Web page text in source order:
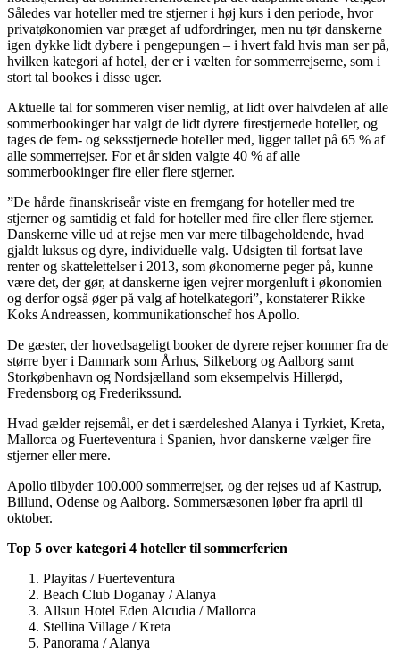
Således var hoteller med tre stjerner i høj kurs i den periode, hvor
privatøkonomien var præget af udfordringer, men nu tør danskerne
igen dykke lidt dybere i pengepungen – i hvert fald hvis man ser på,
hvilken kategori af hotel, der er i vælten for sommerrejserne, som i
stort tal bookes i disse uger.
Aktuelle tal for sommeren viser nemlig, at lidt over halvdelen af alle
sommerbookinger har valgt de lidt dyrere firestjernede hoteller, og
tages de fem- og seksstjernede hoteller med, ligger tallet på 65 % af
alle sommerrejser. For et år siden valgte 40 % af alle
sommerbookinger fire eller flere stjerner.
”De hårde finanskriseår viste en fremgang for hoteller med tre
stjerner og samtidig et fald for hoteller med fire eller flere stjerner.
Danskerne ville ud at rejse men var mere tilbageholdende, hvad
gjaldt luksus og dyre, individuelle valg. Udsigten til fortsat lave
renter og skattelettelser i 2013, som økonomerne peger på, kunne
være det, der gør, at danskerne igen vejrer morgenluft i økonomien
og derfor også øger på valg af hotelkategori”, konstaterer Rikke
Koks Andreassen, kommunikationschef hos Apollo.
De gæster, der hovedsageligt booker de dyrere rejser kommer fra de
større byer i Danmark som Århus, Silkeborg og Aalborg samt
Storkøbenhavn og Nordsjælland som eksempelvis Hillerød,
Fredensborg og Frederikssund.
Hvad gælder rejsemål, er det i særdeleshed Alanya i Tyrkiet, Kreta,
Mallorca og Fuerteventura i Spanien, hvor danskerne vælger fire
stjerner eller mere.
Apollo tilbyder 100.000 sommerrejser, og der rejses ud af Kastrup,
Billund, Odense og Aalborg. Sommersæsonen løber fra april til
oktober.
Top 5 over kategori 4 hoteller til sommerferien
Playitas / Fuerteventura
Beach Club Doganay / Alanya
Allsun Hotel Eden Alcudia / Mallorca
Stellina Village / Kreta
Panorama / Alanya